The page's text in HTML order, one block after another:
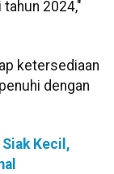
2024,"
ketersediaan
dengan
Kecil,